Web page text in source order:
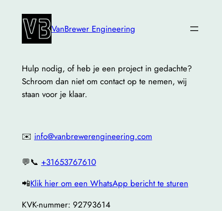
VanBrewer Engineering
Hulp nodig, of heb je een project in gedachte?
Schroom dan niet om contact op te nemen, wij
staan voor je klaar.
✉️ info@vanbrewerengineering.com
💬📞 +31653767610
📲Klik hier om een WhatsApp bericht te sturen
KVK-nummer: 92793614